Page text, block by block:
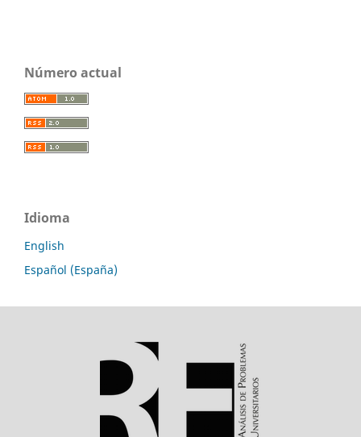
Número actual
Idioma
English
Español (España)